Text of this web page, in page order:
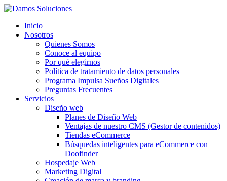
Inicio
Nosotros
Quienes Somos
Conoce al equipo
Por qué elegirnos
Política de tratamiento de datos personales
Programa Impulsa Sueños Digitales
Preguntas Frecuentes
Servicios
Diseño web
Planes de Diseño Web
Ventajas de nuestro CMS (Gestor de contenidos)
Tiendas eCommerce
Búsquedas inteligentes para eCommerce con
Doofinder
Hospedaje Web
Marketing Digital